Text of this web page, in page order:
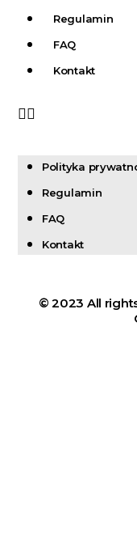
Regulamin
FAQ
Kontakt
Polityka
Regulamin
FAQ
Kontakt
© 2023 All